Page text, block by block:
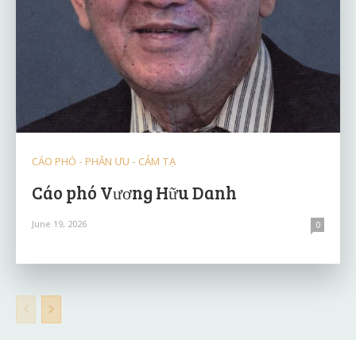
CÁO PHÓ - PHÂN ƯU - CẢM TẠ
Cáo phó Vương Hữu Danh
June 19, 2026 0